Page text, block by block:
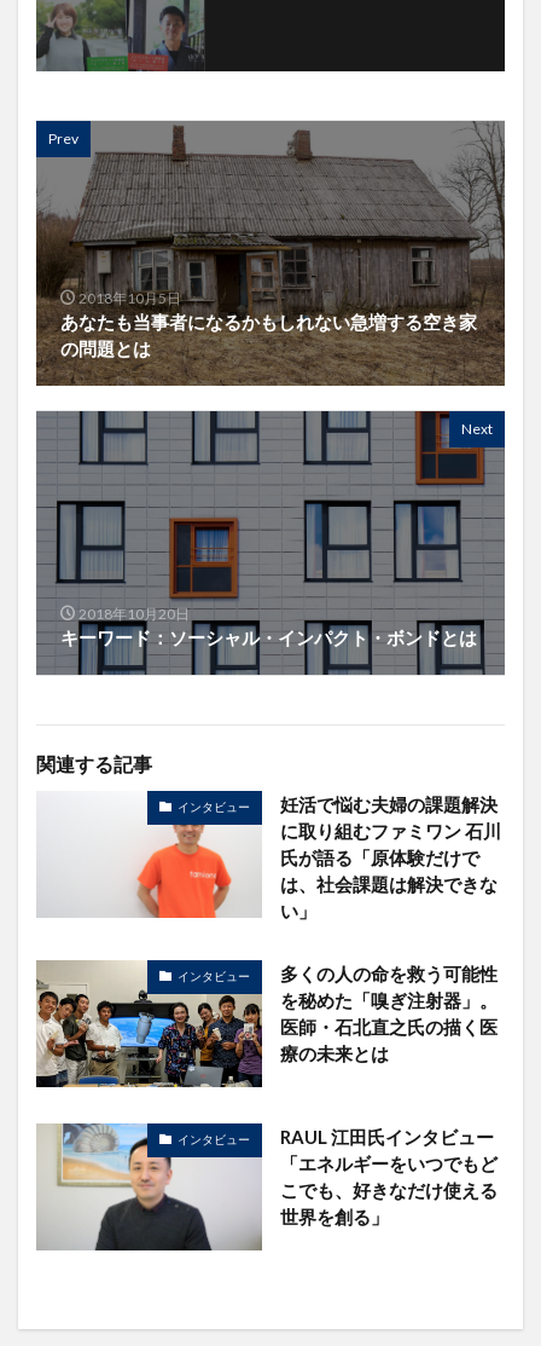
Prev
2018年10月5日
あなたも当事者になるかもしれない急増する空き家
の問題とは
Next
2018年10月20日
キーワード：ソーシャル・インパクト・ボンドとは
関連する記事
インタビュー
妊活で悩む夫婦の課題解決
に取り組むファミワン 石川
氏が語る「原体験だけで
は、社会課題は解決できな
い」
インタビュー
多くの人の命を救う可能性
を秘めた「嗅ぎ注射器」。
医師・石北直之氏の描く医
療の未来とは
インタビュー
RAUL 江田氏インタビュー
「エネルギーをいつでもど
こでも、好きなだけ使える
世界を創る」